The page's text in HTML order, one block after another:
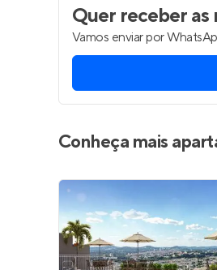
Quer receber as
Vamos enviar por
Conheça mais